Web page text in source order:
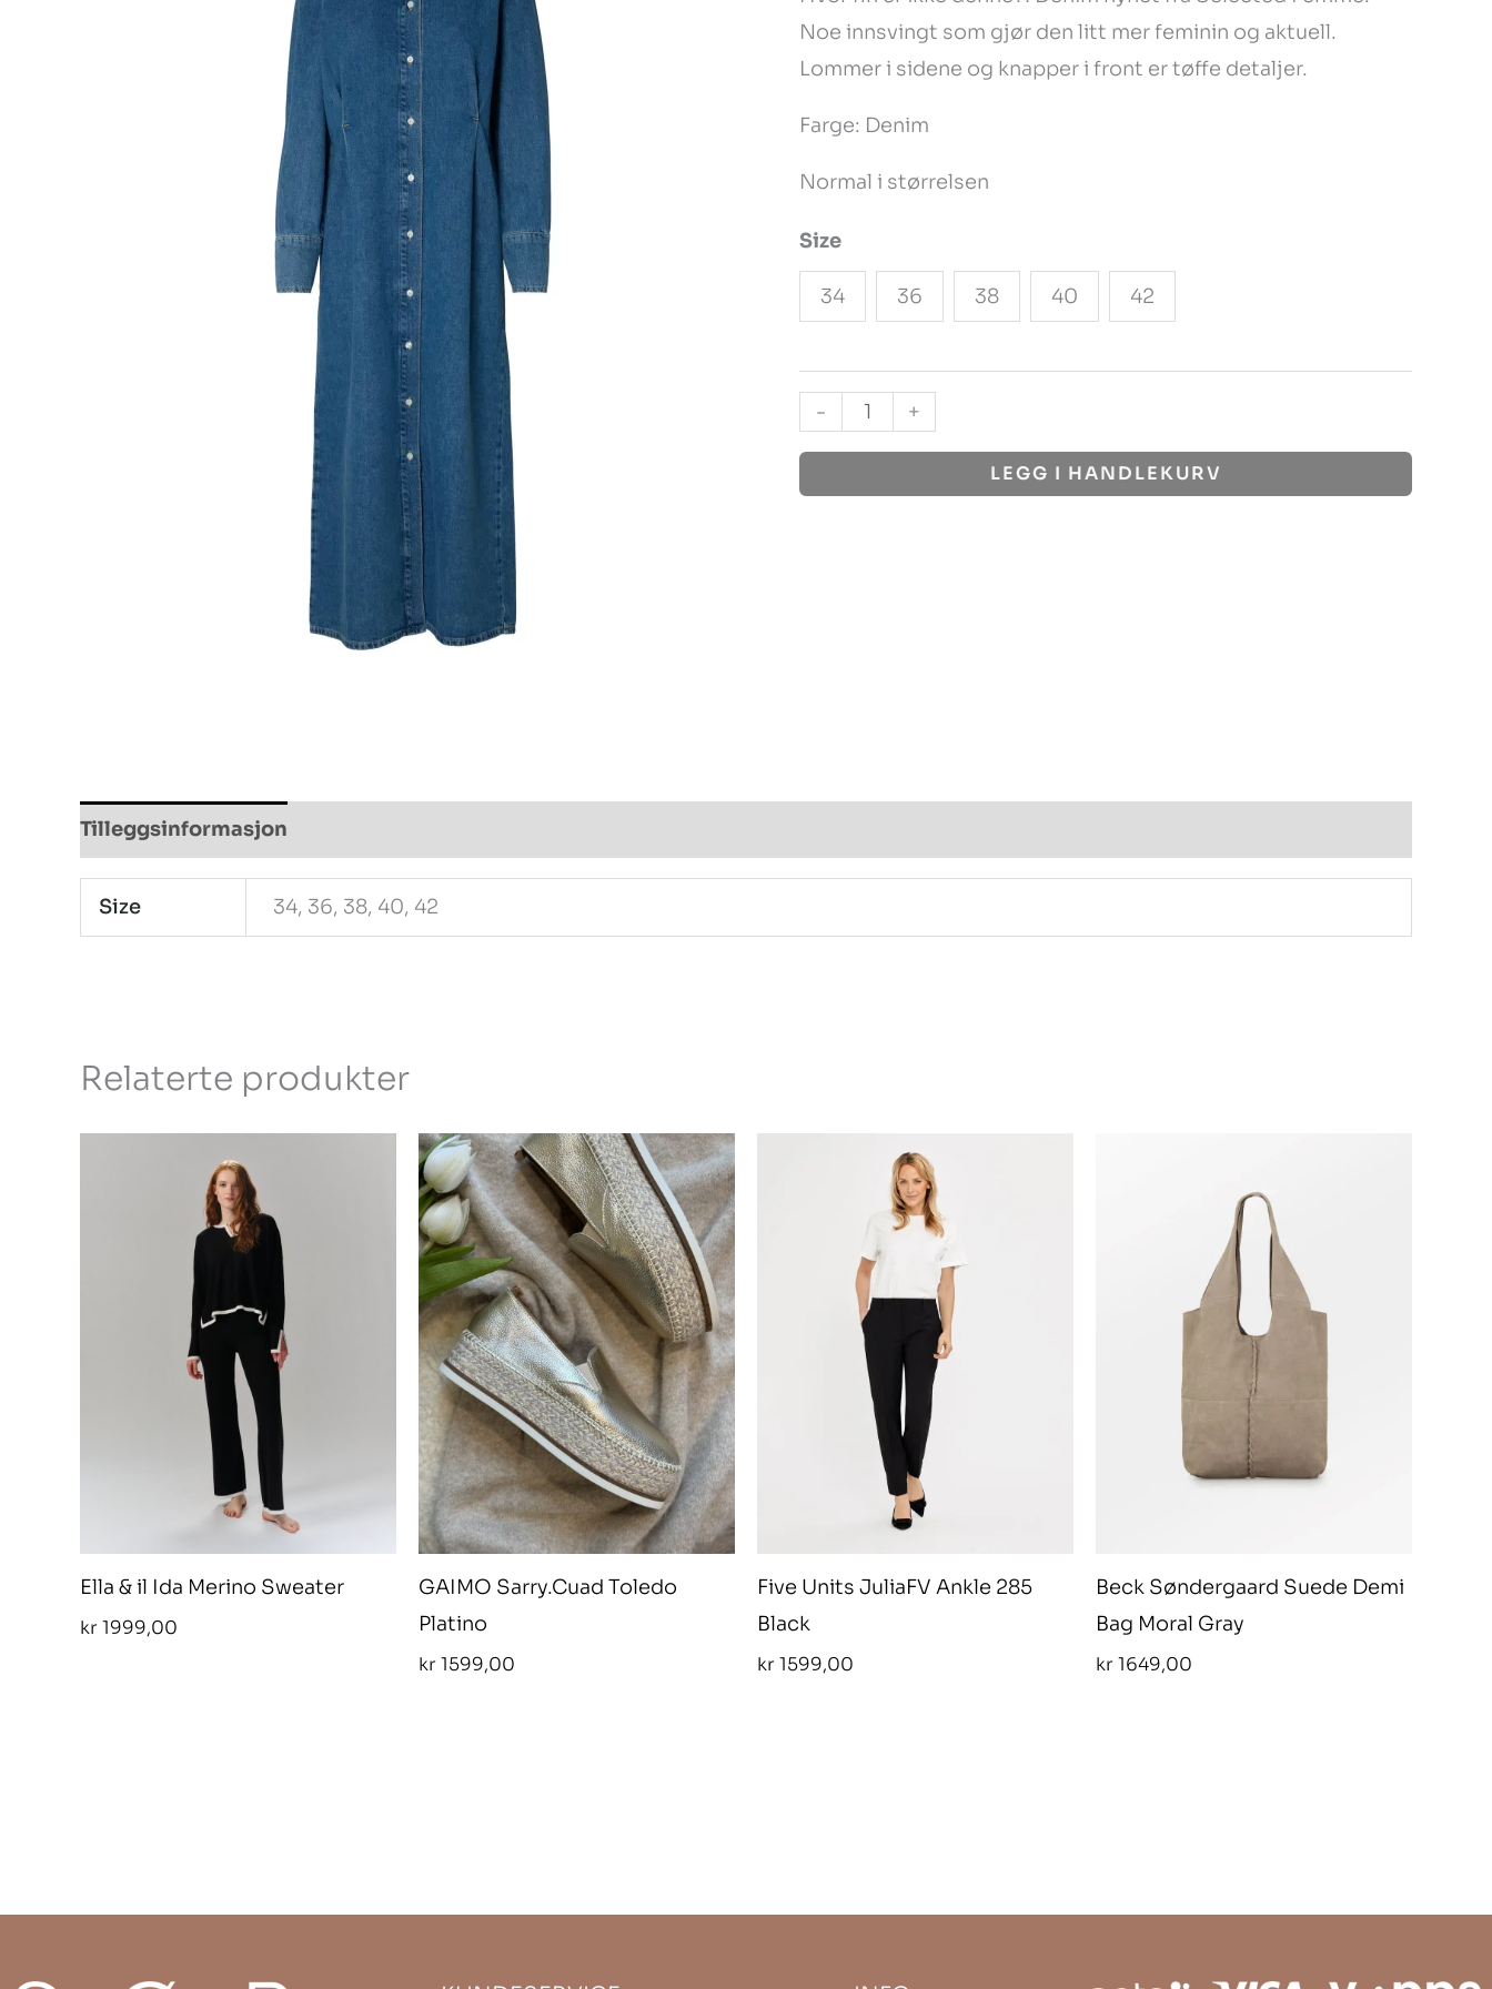
Noe innsvingt som gjør den litt mer feminin og aktuell.
Lommer i sidene og knapper i front er tøffe detaljer.
Farge: Denim
Normal i størrelsen
Size
34 36 38 40 42
-
Dress
antall
+
LEGG I HANDLEKURV
Tilleggsinformasjon
Size 34, 36, 38, 40, 42
Relaterte produkter
Ella & il Ida Merino Sweater
kr 1999,00
GAIMO Sarry.Cuad Toledo
Platino
kr 1599,00
Five Units JuliaFV Ankle 285
Black
kr 1599,00
Beck Søndergaard Suede Demi
Bag Moral Gray
kr 1649,00